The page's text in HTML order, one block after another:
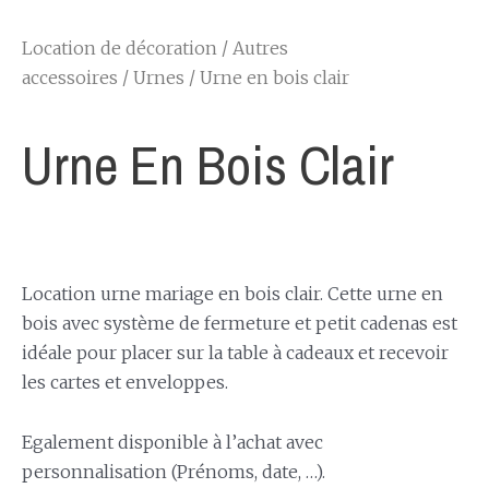
Location de décoration / Autres
accessoires / Urnes / Urne en bois clair
Urne En Bois Clair
Location urne mariage en bois clair. Cette urne en
bois avec système de fermeture et petit cadenas est
idéale pour placer sur la table à cadeaux et recevoir
les cartes et enveloppes.
Egalement disponible à l’achat avec
personnalisation (Prénoms, date, …).